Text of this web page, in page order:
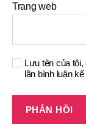
Trang web
Lưu tên của
lần bình luận